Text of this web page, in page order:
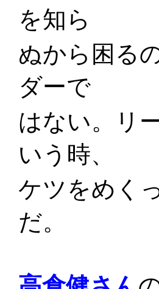
を知ら
ぬから困る
ダーで
はない。リ
いう時、
ケツをめく
だ。